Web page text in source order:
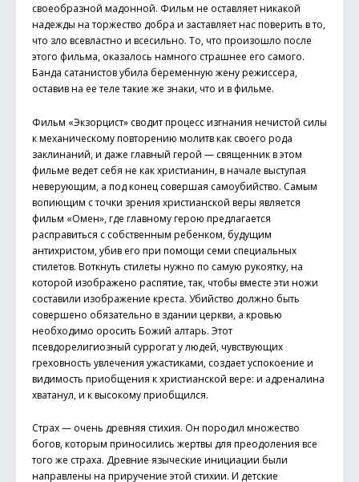
своеобразной мадонной. Фильм не оставляет никакой
надежды на торжество добра и заставляет нас поверить в то,
что зло всевластно и всесильно. То, что произошло после
этого фильма, оказалось намного страшнее его самого.
Банда сатанистов убила беременную жену режиссера,
оставив на ее теле такие же знаки, что и в фильме.
Фильм «Экзорцист» сводит процесс изгнания нечистой силы
к механическому повторению молитв как своего рода
заклинаний, и даже главный герой — священник в этом
фильме ведет себя не как христианин, в начале выступая
неверующим, а под конец совершая самоубийство. Самым
вопиющим с точки зрения христианской веры является
фильм «Омен», где главному герою предлагается
расправиться с собственным ребенком, будущим
антихристом, убив его при помощи семи специальных
стилетов. Воткнуть стилеты нужно по самую рукоятку, на
которой изображено распятие, так, чтобы вместе эти ножи
составили изображение креста. Убийство должно быть
совершено обязательно в здании церкви, а кровью
необходимо оросить Божий алтарь. Этот
псевдорелигиозный суррогат у людей, чувствующих
греховность увлечения ужастиками, создает успокоение и
видимость приобщения к христианской вере: и адреналина
хватанул, и к высокому приобщился.
Страх — очень древняя стихия. Он породил множество
богов, которым приносились жертвы для преодоления все
того же страха. Древние языческие инициации были
направлены на приручение этой стихии. И детские